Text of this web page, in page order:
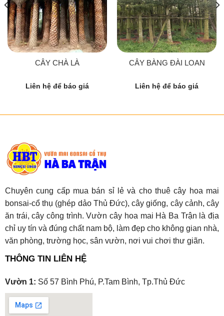
CÂY CHÀ LÀ
Liên hệ để báo giá
CÂY BÀNG ĐÀI LOAN
Liên hệ để báo giá
Chuyên cung cấp mua bán sỉ lẻ và cho thuê cây hoa mai
bonsai-cổ thụ (ghép dảo Thủ Đức), cây giống, cây cảnh, cây
ăn trái, cây công trình. Vườn cây hoa mai Hà Ba Trận là địa
chỉ uy tín và đúng chất nam bộ, làm đẹp cho không gian nhà,
văn phòng, trường học, sân vườn, nơi vui chơi thư giãn.
THÔNG TIN LIÊN HỆ
Vườn 1: Số 57 Bình Phú, P.Tam Bình, Tp.Thủ Đức